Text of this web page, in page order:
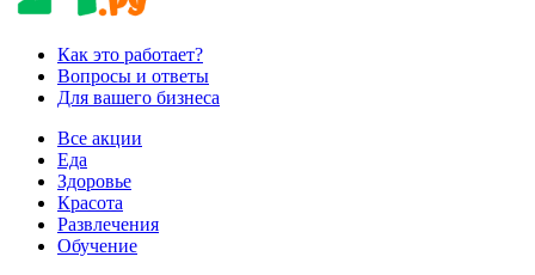
Как это работает?
Вопросы и ответы
Для вашего бизнеса
Все акции
Еда
Здоровье
Красота
Развлечения
Обучение